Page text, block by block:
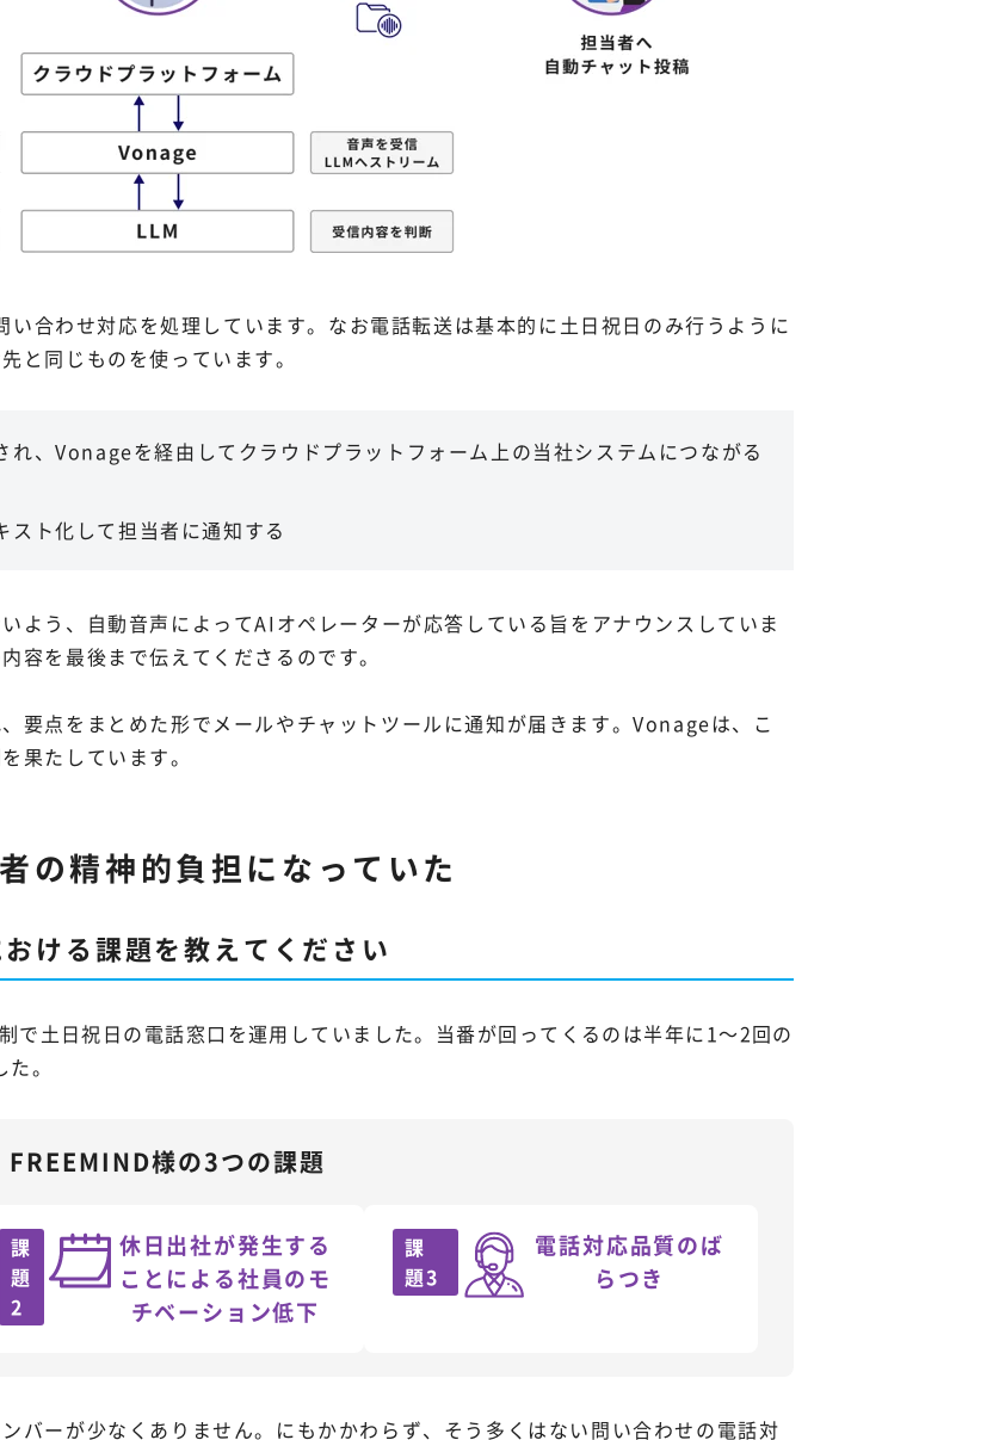
合わせ対応を処理しています。なお電話転送は基本的に土日祝日のみ行うように
と同じものを使っています。
、Vonageを経由してクラウドプラットフォーム上の当社システムにつながる
ト化して担当者に通知する
よう、自動音声によってAIオペレーターが応答している旨をアナウンスしていま
容を最後まで伝えてくださるのです。
要点をまとめた形でメールやチャットツールに通知が届きます。Vonageは、こ
果たしています。
の精神的負担になっていた
ける課題を教えてください
で土日祝日の電話窓口を運用していました。当番が回ってくるのは半年に1～2回の
。
FREEMIND様の3つの課題
課
題
2
休日出社が発生する
ことによる社員のモ
チベーション低下
課
題3
電話対応品質のば
らつき
バーが少なくありません。にもかかわらず、 そう多くはない問い合わせの電話対